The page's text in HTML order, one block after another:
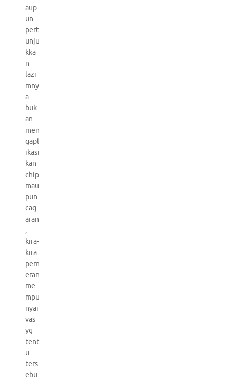
aup
un
pert
unju
kka
n
lazi
mny
a
buk
an
men
gapl
ikasi
kan
chip
mau
pun
cag
aran
,
kira-
kira
pem
eran
me
mpu
nyai
vas
yg
tent
u
ters
ebu